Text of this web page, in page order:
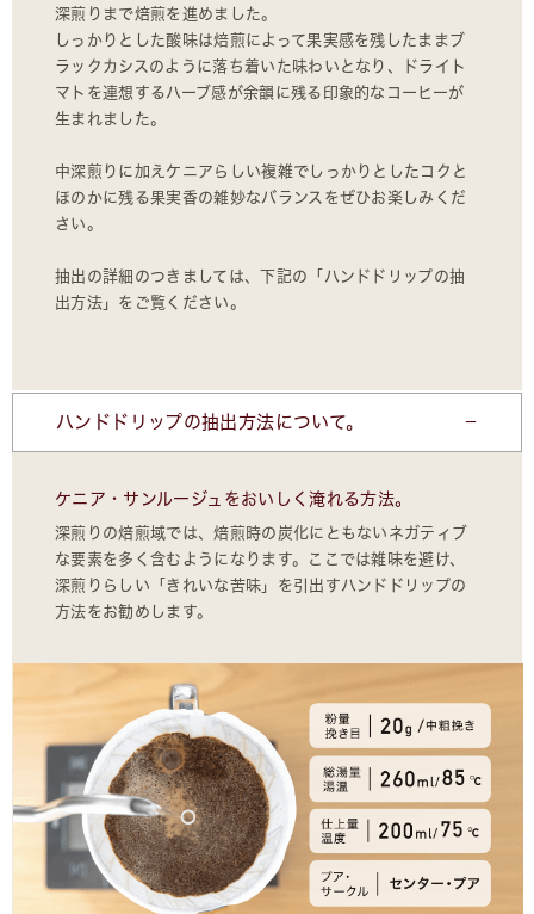
深煎りまで焙煎を進めました。
しっかりとした酸味は焙煎によって果実感を残したままブ
ラックカシスのように落ち着いた味わいとなり、ドライト
マトを連想するハーブ感が余韻に残る印象的なコーヒーが
生まれました。
中深煎りに加えケニアらしい複雑でしっかりとしたコクと
ほのかに残る果実香の雑妙なバランスをぜひお楽しみくだ
さい。
抽出の詳細のつきましては、下記の「ハンドドリップの抽
出方法」をご覧ください。
ハンドドリップの抽出方法について。
ケニア・サンルージュをおいしく淹れる方法。
深煎りの焙煎域では、焙煎時の炭化にともないネガティブ
な要素を多く含むようになります。ここでは雑味を避け、
深煎りらしい「きれいな苦味」を引出すハンドドリップの
方法をお勧めします。